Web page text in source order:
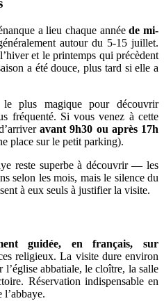
a lieu chaque annéede mi-
autour du 5-15 juillet.
et le printemps qui précèdent
a été douce, plus tard si elle a
plus magique pour découvrir
fréquenté. Si vous venez à cette
avant 9h30 ou après 17h
place sur le petit parking).
reste superbe à découvrir — les
selon les mois, mais le silence du
à eux seuls à justifier la visite.
guidée, en français, sur
religieux. La visite dure environ
l’église abbatiale, le cloître, la salle
Réservation indispensable en